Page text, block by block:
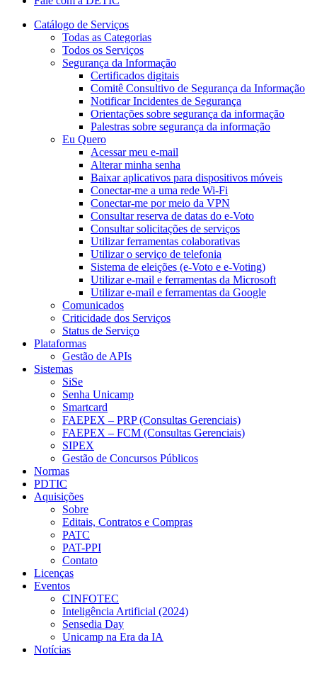
Catálogo de Serviços
Todas as Categorias
Todos os Serviços
Segurança da Informação
Certificados digitais
Comitê Consultivo de Segurança da Informação
Notificar Incidentes de Segurança
Orientações sobre segurança da informação
Palestras sobre segurança da informação
Eu Quero
Acessar meu e-mail
Alterar minha senha
Baixar aplicativos para dispositivos móveis
Conectar-me a uma rede Wi-Fi
Conectar-me por meio da VPN
Consultar reserva de datas do e-Voto
Consultar solicitações de serviços
Utilizar ferramentas colaborativas
Utilizar o serviço de telefonia
Sistema de eleições (e-Voto e e-Voting)
Utilizar e-mail e ferramentas da Microsoft
Utilizar e-mail e ferramentas da Google
Comunicados
Criticidade dos Serviços
Status de Serviço
Plataformas
Gestão de APIs
Sistemas
SiSe
Senha Unicamp
Smartcard
FAEPEX – PRP (Consultas Gerenciais)
FAEPEX – FCM (Consultas Gerenciais)
SIPEX
Gestão de Concursos Públicos
Normas
PDTIC
Aquisições
Sobre
Editais, Contratos e Compras
PATC
PAT-PPI
Contato
Licenças
Eventos
CINFOTEC
Inteligência Artificial (2024)
Sensedia Day
Unicamp na Era da IA
Notícias